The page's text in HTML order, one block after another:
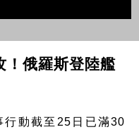
！俄羅斯登陸艦
行動截至25日已滿30